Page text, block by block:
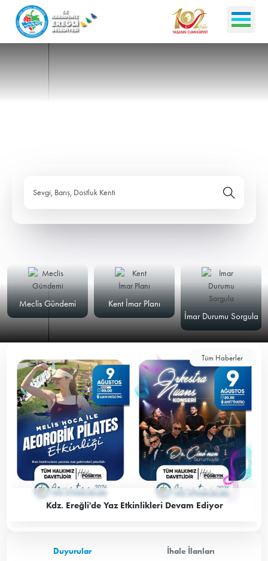
Sevgi, Barış, Dostluk Kenti
Meclis Gündemi
Kent İmar Planı
İmar Durumu Sorgula
Tüm Haberler
Kdz. Ereğli'de Yaz Etkinlikleri Devam Ediyor
Duyurular İhale İlanları